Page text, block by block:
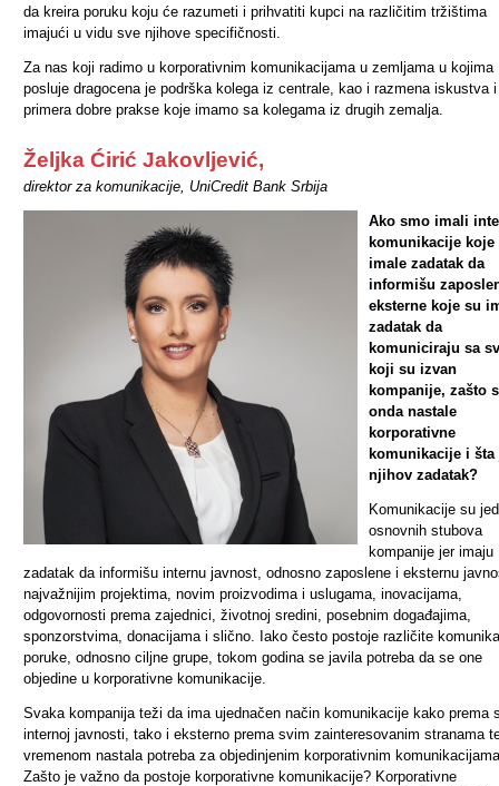
da kreira poruku koju će razumeti i prihvatiti kupci na različitim tržištima
imajući u vidu sve njihove specifičnosti.
Za nas koji radimo u korporativnim komunikacijama u zemljama u kojima
posluje dragocena je podrška kolega iz centrale, kao i razmena iskustva i
primera dobre prakse koje imamo sa kolegama iz drugih zemalja.
Željka Ćirić Jakovljević,
direktor za komunikacije, UniCredit Bank Srbija
Ako smo imali
komunikacije koje
imale zadatak da
informišu
eksterne koje su
zadatak da
komuniciraju sa
koji su izvan
kompanije, zašto
onda nastale
korporativne
komunikacije i šta
njihov zadatak?
Komunikacije su
osnovnih stubova
kompanije jer imaju
zadatak da informišu internu javnost, odnosno zaposlene i eksternu
najvažnijim projektima, novim proizvodima i uslugama, inovacijama,
odgovornosti prema zajednici, životnoj sredini, posebnim događajima,
sponzorstvima, donacijama i slično. Iako često postoje različite
poruke, odnosno ciljne grupe, tokom godina se javila potreba da se one
objedine u korporativne komunikacije.
Svaka kompanija teži da ima ujednačen način komunikacije kako prema
internoj javnosti, tako i eksterno prema svim zainteresovanim stranama
vremenom nastala potreba za objedinjenim korporativnim
Zašto je važno da postoje korporativne komunikacije? Korporativne